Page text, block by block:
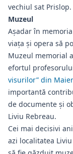
vechiul sat Prislop.
Muzeul
Așadar în
viața și opera să
Muzeul memorial
efortul
visurilor” din
importantă
de documente și
Liviu Rebreau.
Cei mai decisivi
azi localitatea